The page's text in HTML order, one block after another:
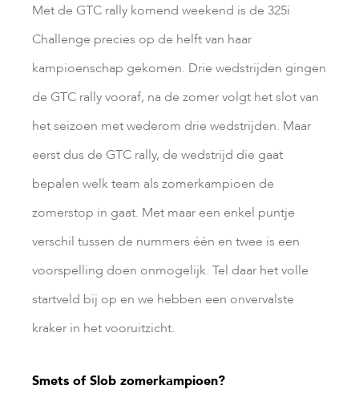
Met de GTC rally komend weekend is de 325i
Challenge precies op de helft van haar
kampioenschap gekomen. Drie wedstrijden gingen
de GTC rally vooraf, na de zomer volgt het slot van
het seizoen met wederom drie wedstrijden. Maar
eerst dus de GTC rally, de wedstrijd die gaat
bepalen welk team als zomerkampioen de
zomerstop in gaat. Met maar een enkel puntje
verschil tussen de nummers één en twee is een
voorspelling doen onmogelijk. Tel daar het volle
startveld bij op en we hebben een onvervalste
kraker in het vooruitzicht.
Smets of Slob zomerkampioen?